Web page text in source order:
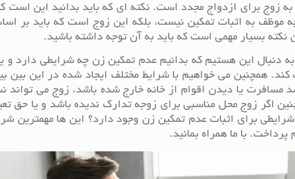
به زوج برای ازدواج مجدد است. نکته ای که باید بدانید این
موظف به اثبات تمکین نیست، بلکه این زوج است که باید بر
نکته بسیار مهمی است که باید به آن توجه داشته باشید.
به دنبال این هستیم که بدانیم عدم تمکین زن چه شرایطی دارد و
کند. همچنین می خواهیم با شرایط مختلف ایجاد شده در این بین
مسافرت یا دیدن اقوام از خانه خارج شده باشد، زوج می
اگر زوج محل مناسبی برای زوجه تدارک ندیده باشد و یا حق
برای اثبات عدم تمکین زن وجود دارد؟ این ها مهمترین
پرداخت. با ما همراه بمانید.